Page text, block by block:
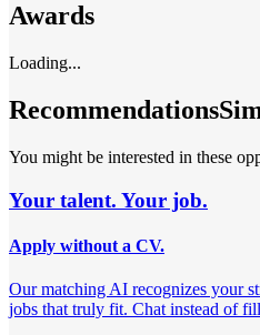
Awards
Loading...
Recommendations
You might be interested in these
Your talent. Your job.
Apply without a CV.
Our matching AI recognizes your
jobs that truly fit. Chat instead of